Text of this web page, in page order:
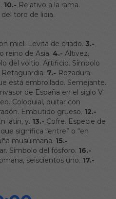
10.- Relativo a la rama.
toro de lidia.
miel. Levita de criado. 3.-
reino de Asia. 4.- Altivez.
del voltio. Artificio. Símbolo
7.- Rozadura.
está embrollado. Semejante.
de España en el siglo V.
Coloquial, quitar con
Embutido grueso. 12.-
latín, y. 13.- Cofre. Especie de
significa “entre” o “en
musulmana. 15.-
Símbolo del fósforo. 16.-
seiscientos uno. 17.-